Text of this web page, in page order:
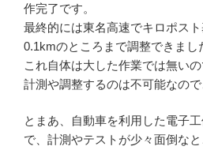
作完了です。
最終的には東名高速でキロポス
0.1kmのところまで調整できまし
これ自体は大した作業では無い
計測や調整するのは不可能なので
とまあ、自動車を利用した電子
で、計測やテストが少々面倒なと